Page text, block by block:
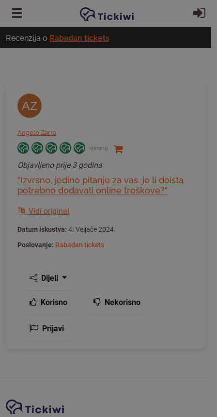
Preskoči na glavni sadržaj
Recenzija o Rabadan tickets
AZ
Angelo Zarra
Izvrsno
Objavljeno prije 3 godina
"Izvrsno, jedino pitanje za vas, je li doista
potrebno dodavati online troškove?"
Vidi original
Datum iskustva: 4. Veljače 2024.
Poslovanje: Rabadan tickets
Dijeli
Korisno Nekorisno
Prijavi
Navigacija stranice
Tickiwi platforma